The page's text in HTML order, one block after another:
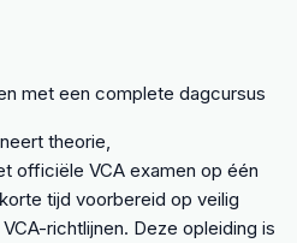
met een complete dagcursus
theorie,
officiële VCA examen op één
tijd voorbereid op veilig
richtlijnen. Deze opleiding is